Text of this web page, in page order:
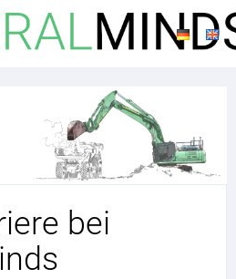
bei